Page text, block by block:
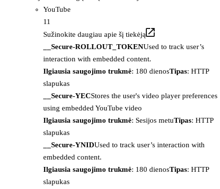
YouTube
11
Sužinokite daugiau apie šį tiekėją
__Secure-ROLLOUT_TOKENUsed to track user’s
interaction with embedded content.
Ilgiausia saugojimo trukmė: 180 dienosTipas: HTTP
slapukas
__Secure-YECStores the user's video player preferences
using embedded YouTube video
Ilgiausia saugojimo trukmė: Sesijos metuTipas: HTTP
slapukas
__Secure-YNIDUsed to track user’s interaction with
embedded content.
Ilgiausia saugojimo trukmė: 180 dienosTipas: HTTP
slapukas